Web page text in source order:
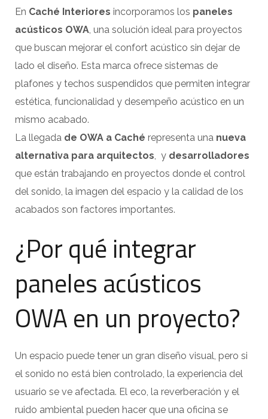
En Caché Interiores incorporamos los paneles
acústicos OWA , una solución ideal para proyectos
que buscan mejorar el confort acústico sin dejar de
lado el diseño. Esta marca ofrece sistemas de
plafones y techos suspendidos que permiten integrar
estética, funcionalidad y desempeño acústico en un
mismo acabado.
La llegada de OWA a Caché representa una nueva
alternativa para arquitectos , y desarrolladores
que están trabajando en proyectos donde el control
del sonido, la imagen del espacio y la calidad de los
acabados son factores importantes.
¿Por qué integrar
paneles acústicos
OWA en un proyecto?
Un espacio puede tener un gran diseño visual, pero si
el sonido no está bien controlado, la experiencia del
usuario se ve afectada. El eco, la reverberación y el
ruido ambiental pueden hacer que una oficina se